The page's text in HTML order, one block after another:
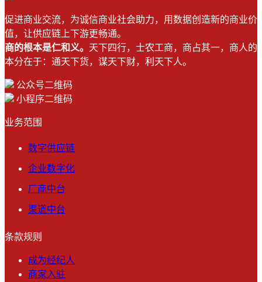
促进商业交流，为诚信商业社会助力，用数据创造新的商业价
值，让供应链上下游更畅通。
商的根本是仁和义。 天下四行，士农工商，商占其一，商人的
本分在于：通天下货，谋天下财，利天下人。
公众号二维码
小程序二维码
业务范围
数字供应链
企业数字化
厂商中台
渠道中台
条款规则
成为经纪人
商家入驻